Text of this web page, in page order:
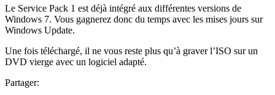
Le Service Pack 1 est déjà intégré aux différentes versions de
Windows 7. Vous gagnerez donc du temps avec les mises jours sur
Windows Update.
Une fois téléchargé, il ne vous reste plus qu’à graver l’ISO sur un
DVD vierge avec un logiciel adapté.
Partager: